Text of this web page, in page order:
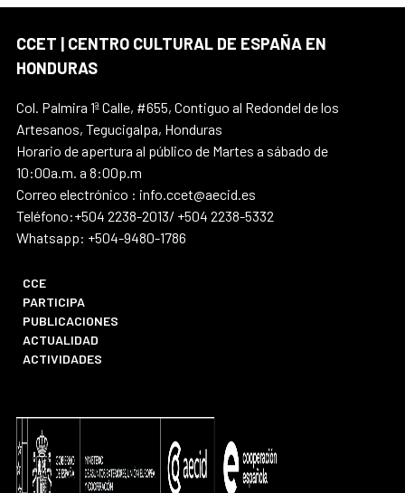
CCET | CENTRO CULTURAL DE ESPAÑA EN
HONDURAS
Col. Palmira 1ª Calle, #655, Contiguo al Redondel de los
Artesanos, Tegucigalpa, Honduras
Horario de apertura al público de Martes a sábado de
10:00a.m. a 8:00p.m
Correo electrónico : info.ccet@aecid.es
Teléfono:+504 2238-2013/ +504 2238-5332
Whatsapp: +504-9480-1786
CCE
PARTICIPA
PUBLICACIONES
ACTUALIDAD
ACTIVIDADES